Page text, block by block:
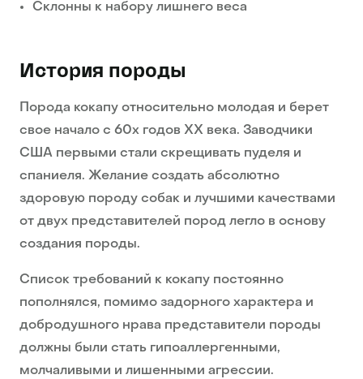
Склонны к набору лишнего веса
История породы
Порода кокапу относительно молодая и берет
свое начало с 60х годов ХХ века. Заводчики
США первыми стали скрещивать пуделя и
спаниеля. Желание создать абсолютно
здоровую породу собак и лучшими качествами
от двух представителей пород легло в основу
создания породы.
Список требований к кокапу постоянно
пополнялся, помимо задорного характера и
добродушного нрава представители породы
должны были стать гипоаллергенными,
молчаливыми и лишенными агрессии.